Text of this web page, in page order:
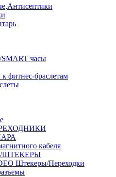
SMART часы
фитнес-браслетам
кабеля
ШТЕКЕРЫ
Штекеры/Переходки